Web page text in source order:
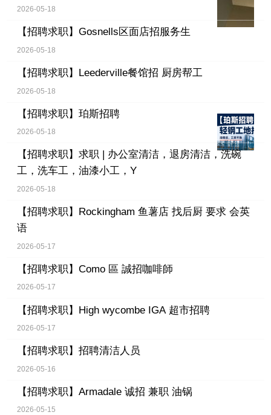
2026-05-18
【招聘求职】 Gosnells区面店招服务生
2026-05-18
【招聘求职】 Leederville餐馆招 厨房帮工
2026-05-18
【招聘求职】 珀斯招聘
2026-05-18
【招聘求职】 求职 | 办公室清洁，退房清洁，洗碗
工，洗车工，油漆小工，Y
2026-05-18
【招聘求职】 Rockingham 鱼薯店 找后厨 要求 会英
语
2026-05-17
【招聘求职】 Como 區 誠招咖啡師
2026-05-17
【招聘求职】 High wycombe IGA 超市招聘
2026-05-17
【招聘求职】 招聘清洁人员
2026-05-16
【招聘求职】 Armadale 诚招 兼职 油锅
2026-05-15